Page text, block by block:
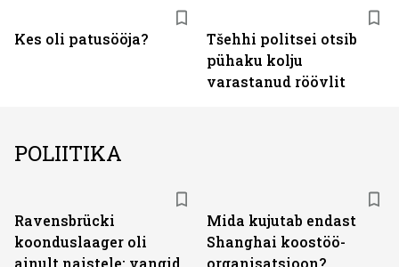
Kes oli patusööja?
Tšehhi politsei otsib
pühaku kolju
varastanud röövlit
POLIITIKA
Ravensbrücki
koonduslaager oli
ainult naistele: vangid
Mida kujutab endast
Shanghai koostöö­
organisatsioon?